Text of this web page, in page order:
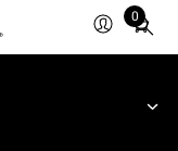
0
Total